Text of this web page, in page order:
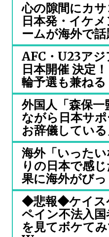
心の隙間にカサ
日本発・イケ
ームが海外で話
AFC・U23ア
日本開催 決定
輪予選も兼ねる
外国人「森保
ながら日本サ
お辞儀している
海外「いった
りの日本で感
果に海外がび
◆悲報◆ケイス
ペイン不法入
を見てボケて